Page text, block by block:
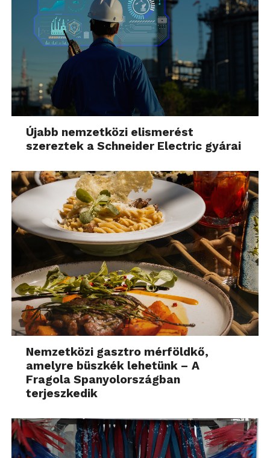
Újabb nemzetközi elismerést
szereztek a Schneider Electric gyárai
Nemzetközi gasztro mérföldkő,
amelyre büszkék lehetünk – A
Fragola Spanyolországban
terjeszkedik